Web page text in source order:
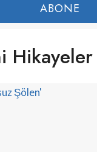
ABONE
Hikayeler